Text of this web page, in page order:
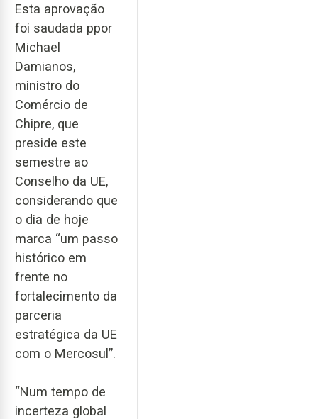
Esta aprovação
foi saudada ppor
Michael
Damianos,
ministro do
Comércio de
Chipre, que
preside este
semestre ao
Conselho da UE,
considerando que
o dia de hoje
marca “um passo
histórico em
frente no
fortalecimento da
parceria
estratégica da UE
com o Mercosul”.
“Num tempo de
incerteza global